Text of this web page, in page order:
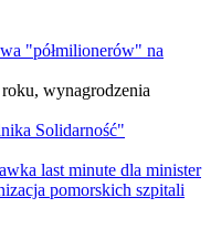
"półmilionerów" na
wynagrodzenia
Solidarność"
last minute dla minister
pomorskich szpitali